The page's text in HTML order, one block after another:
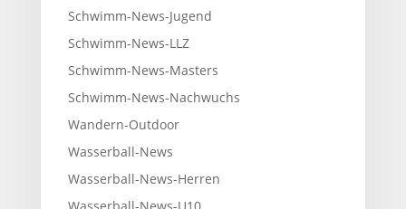
Schwimm-News-Jugend
Schwimm-News-LLZ
Schwimm-News-Masters
Schwimm-News-Nachwuchs
Wandern-Outdoor
Wasserball-News
Wasserball-News-Herren